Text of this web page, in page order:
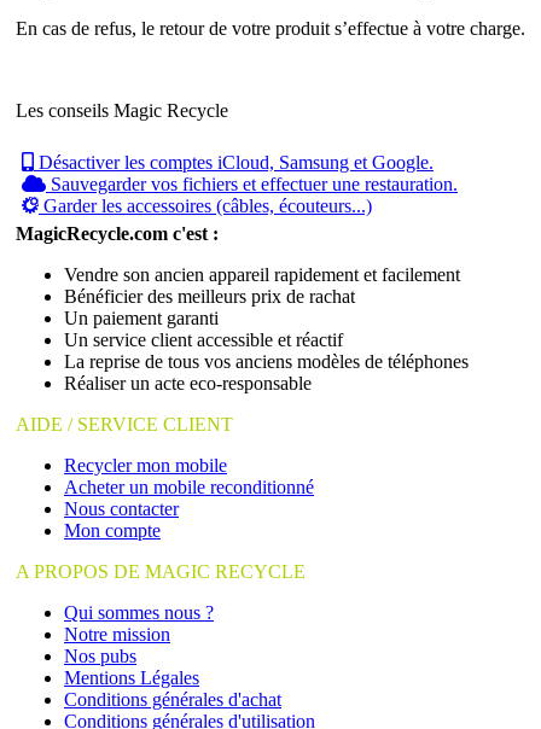
En cas de refus, le retour de votre produit s’effectue à votre charge.
Les conseils Magic Recycle
Désactiver les comptes iCloud, Samsung et Google.
Sauvegarder vos fichiers et effectuer une restauration.
Garder les accessoires (câbles, écouteurs...)
MagicRecycle.com c'est :
Vendre son ancien appareil rapidement et facilement
Bénéficier des meilleurs prix de rachat
Un paiement garanti
Un service client accessible et réactif
La reprise de tous vos anciens modèles de téléphones
Réaliser un acte eco-responsable
AIDE / SERVICE CLIENT
Recycler mon mobile
Acheter un mobile reconditionné
Nous contacter
Mon compte
A PROPOS DE MAGIC RECYCLE
Qui sommes nous ?
Notre mission
Nos pubs
Mentions Légales
Conditions générales d'achat
Conditions générales d'utilisation